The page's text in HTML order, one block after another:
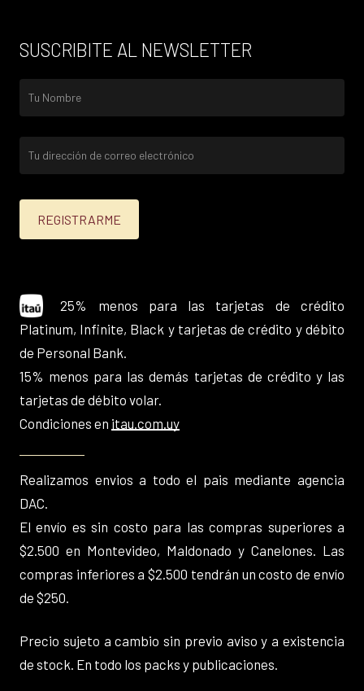
SUSCRIBITE AL NEWSLETTER
25% menos para las tarjetas de crédito
Platinum, Infinite, Black y tarjetas de crédito y débito
de Personal Bank.
15% menos para las demás tarjetas de crédito y las
tarjetas de débito volar.
Condiciones en itau.com.uy
Realizamos envios a todo el pais mediante agencia
DAC.
El envío es sin costo para las compras superiores a
$2.500 en Montevideo, Maldonado y Canelones. Las
compras inferiores a $2.500 tendrán un costo de envío
de $250.
Precio sujeto a cambio sin previo aviso y a existencia
de stock. En todo los packs y publicaciones.